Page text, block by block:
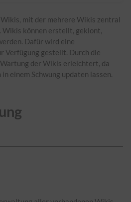
mit der mehrere Wikis zentral
können erstellt, geklont,
Dafür wird eine
Verfügung gestellt. Durch die
der Wikis erleichtert, da
einem Schwung updaten lassen.